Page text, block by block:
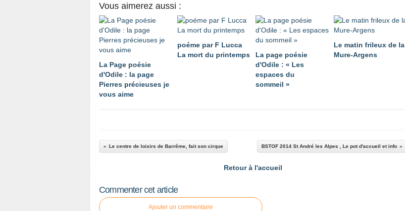
Vous aimerez aussi :
La Page poésie
d'Odile : la page
Pierres précieuses je
vous aime
poéme par F Lucca
La mort du printemps
La page poésie
d'Odile : « Les
espaces du
sommeil »
Le matin frileux de la
Mure-Argens
Le centre de loisirs de Barrême, fait son cirque BSTOF 2014 St André les Alpes , Le pot d'accueil et info
Retour à l'accueil
Commenter cet article
Ajouter un commentaire